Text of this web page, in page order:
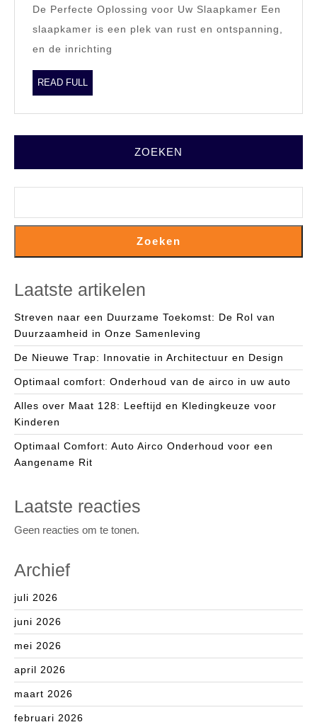
Op
Maat
De Perfecte Oplossing voor Uw Slaapkamer Een
slaapkamer is een plek van rust en ontspanning,
en de inrichting
READ FULL
FULL
ZOEKEN
Zoeken
Laatste artikelen
Streven naar een Duurzame Toekomst: De Rol van
Duurzaamheid in Onze Samenleving
De Nieuwe Trap: Innovatie in Architectuur en Design
Optimaal comfort: Onderhoud van de airco in uw auto
Alles over Maat 128: Leeftijd en Kledingkeuze voor
Kinderen
Optimaal Comfort: Auto Airco Onderhoud voor een
Aangename Rit
Laatste reacties
Geen reacties om te tonen.
Archief
juli 2026
juni 2026
mei 2026
april 2026
maart 2026
februari 2026